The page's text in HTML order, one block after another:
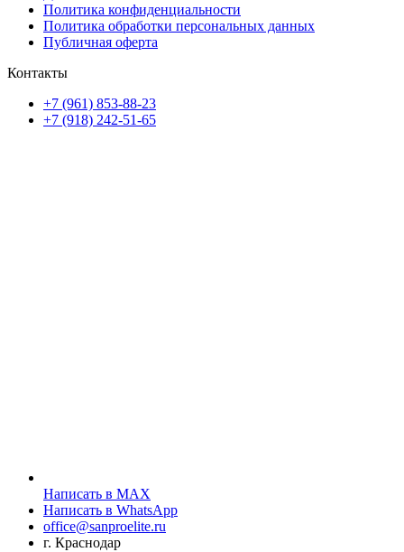
Политика конфиденциальности
Политика обработки персональных данных
Публичная оферта
Контакты
+7 (961) 853-88-23
+7 (918) 242-51-65
Написать в MAX
Написать в WhatsApp
office@sanproelite.ru
г. Краснодар